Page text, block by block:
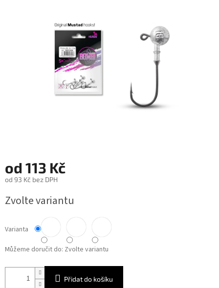
hvězdiček.
od 113 Kč
od 93 Kč bez DPH
cena:
Zvolte variantu
Varianta
Můžeme doručit do: Zvolte variantu
Přidat do košíku